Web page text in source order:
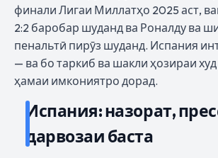
финали Лигаи Миллатҳо 2025 аст,
2:2 баробар шуданд ва Роналду ва
пенальтӣ пирӯз шуданд. Испания
— ва бо таркиб ва шакли ҳозираи
ҳамаи имкониятро дорад.
Испания: назорат,
дарвозаи баста